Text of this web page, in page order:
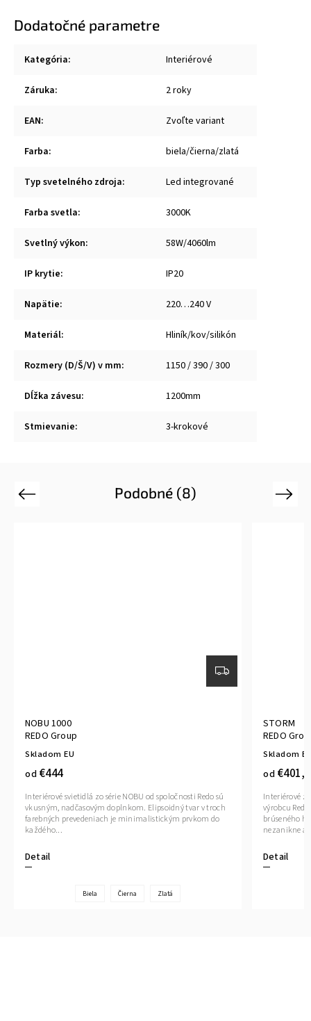
Dodatočné parametre
Kategória: Interiérové
Záruka: 2 roky
EAN: Zvoľte variant
Farba: biela/čierna/zlatá
Typ svetelného zdroja: Led integrované
Farba svetla: 3000K
Svetlný výkon: 58W/4060lm
IP krytie: IP20
Napätie: 220…240 V
Materiál: Hliník/kov/silikón
Rozmery (D/Š/V) v mm: 1150 / 390 / 300
Dĺžka závesu: 1200mm
Stmievanie: 3-krokové
Podobné (8)
Previous
NOBU 1000
REDO Group
Skladom EU
od €444
Detail
Interiérové svietidlá zo série NOBU od spoločnosti Redo sú
vkusným, nadčasovým doplnkom. Elipsoidný tvar v troch
farebných prevedeniach je minimalistickým prvkom do
každého...
Biela Čierna Zlatá
STORM
REDO
Skladom
od
Detail
Interiérové
výrobcu
brúseného
nezanikne
Next